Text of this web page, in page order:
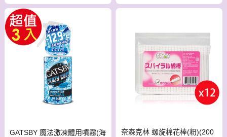
GATSBY 魔法激凍體用噴霧(海
奈森克林 螺旋棉花棒(粉)(200